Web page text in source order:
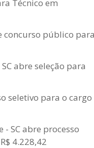
Técnico em
concurso público
abre seleção para
seletivo para o cargo
SC abre processo
4.228,42